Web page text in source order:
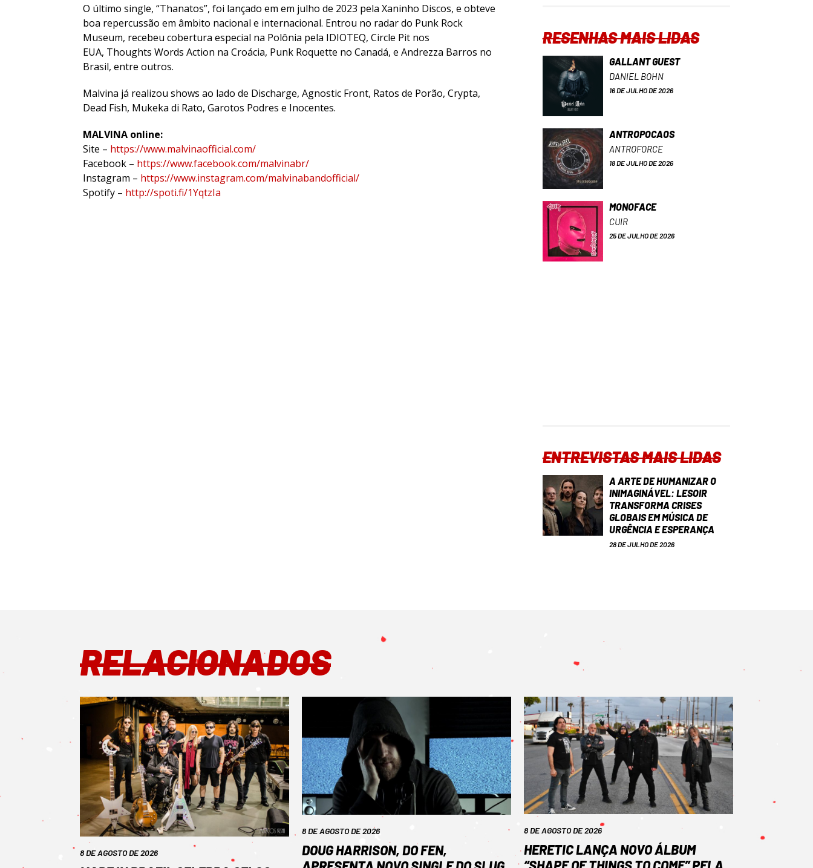
O último single, “Thanatos”, foi lançado em em julho de 2023 pela Xaninho Discos, e obteve
boa repercussão em âmbito nacional e internacional. Entrou no radar do Punk Rock
Museum, recebeu cobertura especial na Polônia pela IDIOTEQ, Circle Pit nos
EUA, Thoughts Words Action na Croácia, Punk Roquette no Canadá, e Andrezza Barros no
Brasil, entre outros.
Malvina já realizou shows ao lado de Discharge, Agnostic Front, Ratos de Porão, Crypta,
Dead Fish, Mukeka di Rato, Garotos Podres e Inocentes.
MALVINA online:
Site – https://www.malvinaofficial.com/
Facebook – https://www.facebook.com/malvinabr/
Instagram – https://www.instagram.com/malvinabandofficial/
Spotify – http://spoti.fi/1YqtzIa
RESENHAS MAIS LIDAS
GALLANT GUEST
DANIEL BOHN
16 DE JULHO DE 2026
ANTROPOCAOS
ANTROFORCE
18 DE JULHO DE 2026
MONOFACE
CUIR
25 DE JULHO DE 2026
ENTREVISTAS MAIS LIDAS
A ARTE DE HUMANIZAR O
INIMAGINÁVEL: LESOIR
TRANSFORMA CRISES
GLOBAIS EM MÚSICA DE
URGÊNCIA E ESPERANÇA
28 DE JULHO DE 2026
RELACIONADOS
8 DE AGOSTO DE 2026
8 DE AGOSTO DE 2026
DOUG HARRISON, DO FEN,
8 DE AGOSTO DE 2026
HERETIC LANÇA NOVO ÁLBUM